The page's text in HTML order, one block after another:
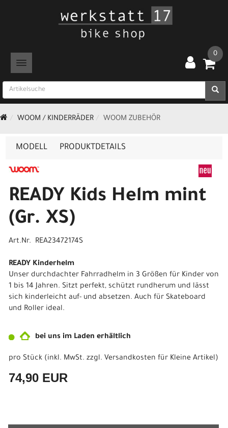
TOGGLE NAVIGATION
0
WOOM / KINDERRÄDER WOOM ZUBEHÖR
MODELL PRODUKTDETAILS
READY Kids Helm mint
(Gr. XS)
Art.Nr. REA23472174S
READY Kinderhelm
Unser durchdachter Fahrradhelm in 3 Größen für Kinder von
1 bis 14 Jahren. Sitzt perfekt, schützt rundherum und lässt
sich kinderleicht auf- und absetzen. Auch für Skateboard
und Roller ideal.
bei uns im Laden erhältlich
pro Stück (inkl. MwSt. zzgl. Versandkosten für Kleine Artikel)
74,90 EUR